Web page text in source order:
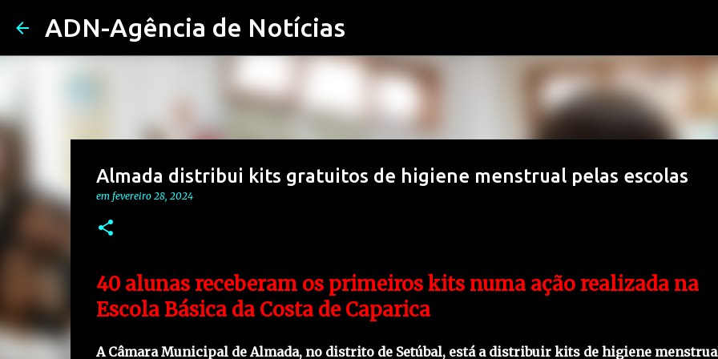
ADN-Agência de Notícias
Almada distribui kits gratuitos de higiene menstrual pelas escolas
em fevereiro 28, 2024
40 alunas receberam os primeiros kits numa ação realizada na
Escola Básica da Costa de Caparica
A Câmara Municipal de Almada, no distrito de Setúbal, está a distribuir kits de higiene